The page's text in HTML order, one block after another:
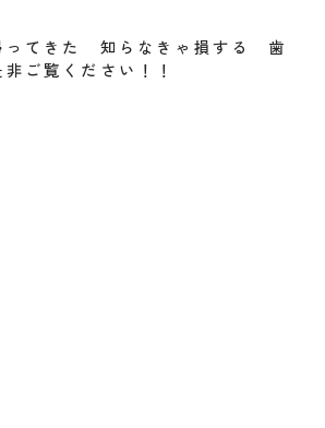
ってきた 知らなきゃ損する 歯
ご覧ください！！